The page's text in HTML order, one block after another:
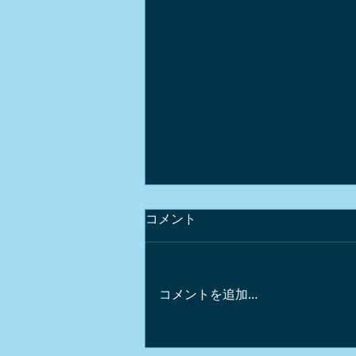
コメント
コメントを追加…